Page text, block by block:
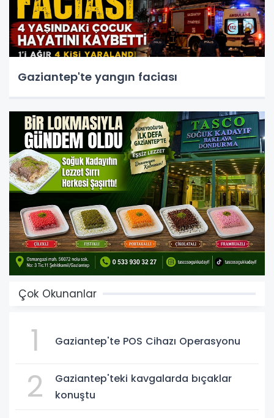
Gaziantep'te yangın faciası
Çok Okunanlar
1 Gaziantep'te POS Cihazı Operasyonu
2
Gaziantep'teki kavgalarda bıçaklar
konuştu